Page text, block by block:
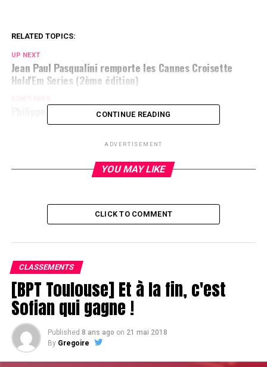
RELATED TOPICS:
UP NEXT
Jean Paul Pasqualini remporte les Cannes Croisette
Hold'Em Series (2ème édition)
Philippe Villa OUT 3èmeCONTINUE READING
ADVERTISEMENT
YOU MAY LIKE
CLICK TO COMMENT
CLASSEMENTS
[BPT Toulouse] Et à la fin, c'est
Sofian qui gagne !
Published 8 ans ago on 21 mai 2018
By Gregoire